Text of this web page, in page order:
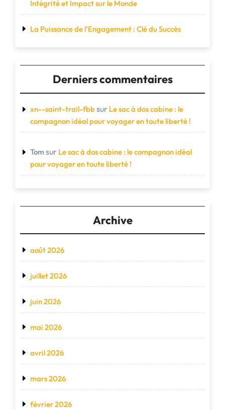
Intégrité et Impact sur le Monde
La Puissance de l’Engagement : Clé du Succès
Derniers commentaires
xn--saint-trail-fbbsur Le sac à dos cabine : le
compagnon idéal pour voyager en toute liberté !
Tom sur Le sac à dos cabine : le compagnon idéal
pour voyager en toute liberté !
Archive
août 2026
juillet 2026
juin 2026
mai 2026
avril 2026
mars 2026
février 2026